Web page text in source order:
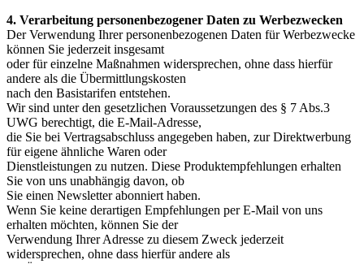
4. Verarbeitung personenbezogener Daten zu Werbezwecken
Der Verwendung Ihrer personenbezogenen Daten für Werbezwecke
können Sie jederzeit insgesamt
oder für einzelne Maßnahmen widersprechen, ohne dass hierfür
andere als die Übermittlungskosten
nach den Basistarifen entstehen.
Wir sind unter den gesetzlichen Voraussetzungen des § 7 Abs.3
UWG berechtigt, die E-Mail-Adresse,
die Sie bei Vertragsabschluss angegeben haben, zur Direktwerbung
für eigene ähnliche Waren oder
Dienstleistungen zu nutzen. Diese Produktempfehlungen erhalten
Sie von uns unabhängig davon, ob
Sie einen Newsletter abonniert haben.
Wenn Sie keine derartigen Empfehlungen per E-Mail von uns
erhalten möchten, können Sie der
Verwendung Ihrer Adresse zu diesem Zweck jederzeit
widersprechen, ohne dass hierfür andere als